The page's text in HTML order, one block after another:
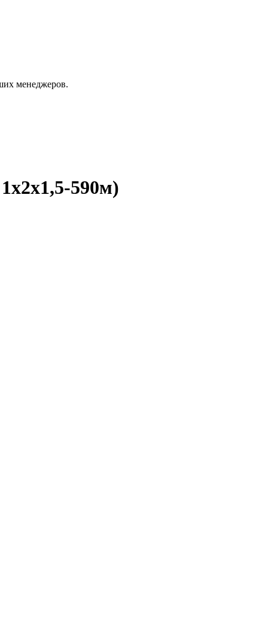
менеджеров.
590м)